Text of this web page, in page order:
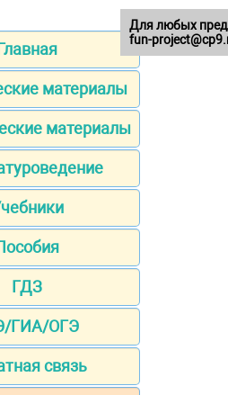
материалы
материалы
ГДЗ
ГИА/ОГЭ
связь
Для любых
fun-